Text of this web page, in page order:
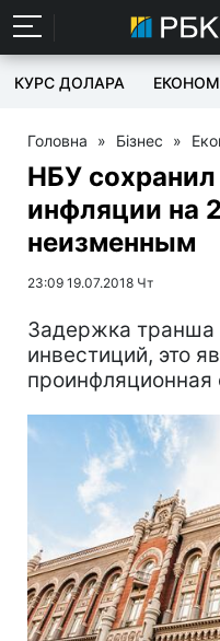
КУРС ДОЛАРА
Головна » Бізнес »
НБУ сохранил
инфляции на
неизменным
23:09 19.07.2018 Чт
Задержка транша
инвестиций, это
проинфляционная